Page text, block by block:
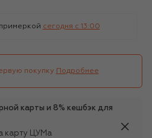
примеркой сегодня c 13:00
покупку Подробнее
карты и 8% кешбэк для
карту ЦУМа